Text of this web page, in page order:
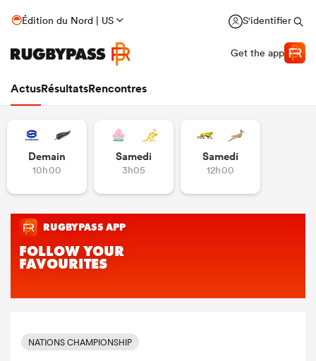
Édition du Nord | US S'identifier
Get the app
ActusRésultatsRencontres
Demain
10h00
Samedi
3h05
Samedi
12h00
NATIONS CHAMPIONSHIP